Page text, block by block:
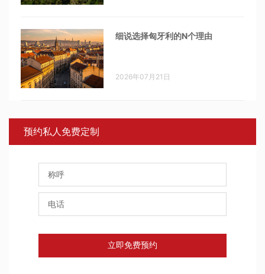
细说选择匈牙利的N个理由
2026年07月21日
预约私人免费定制
立即免费预约